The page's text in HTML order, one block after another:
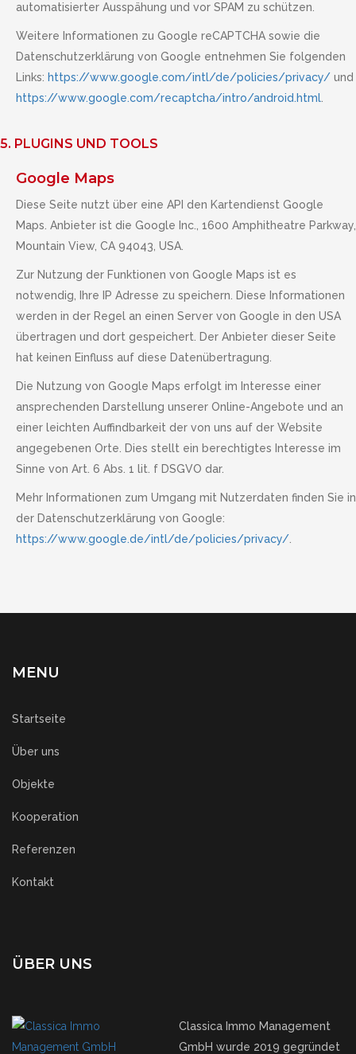
automatisierter Ausspähung und vor SPAM zu schützen.
Weitere Informationen zu Google reCAPTCHA sowie die
Datenschutzerklärung von Google entnehmen Sie folgenden
Links: https://www.google.com/intl/de/policies/privacy/ und
https://www.google.com/recaptcha/intro/android.html
5. PLUGINS UND TOOLS
Google Maps
Diese Seite nutzt über eine API den Kartendienst Google
Maps. Anbieter ist die Google Inc., 1600 Amphitheatre Parkway,
Mountain View, CA 94043, USA.
Zur Nutzung der Funktionen von Google Maps ist es
notwendig, Ihre IP Adresse zu speichern. Diese Informationen
werden in der Regel an einen Server von Google in den USA
übertragen und dort gespeichert. Der Anbieter dieser Seite
hat keinen Einfluss auf diese Datenübertragung.
Die Nutzung von Google Maps erfolgt im Interesse einer
ansprechenden Darstellung unserer Online-Angebote und an
einer leichten Auffindbarkeit der von uns auf der Website
angegebenen Orte. Dies stellt ein berechtigtes Interesse im
Sinne von Art. 6 Abs. 1 lit. f DSGVO dar.
Mehr Informationen zum Umgang mit Nutzerdaten finden Sie in
der Datenschutzerklärung von Google:
https://www.google.de/intl/de/policies/privacy/
MENU
Startseite
Über uns
Objekte
Kooperation
Referenzen
Kontakt
ÜBER UNS
Classica Immo Management
GmbH wurde 2019 gegründet